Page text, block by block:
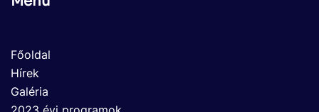
Főoldal
Hírek
Galéria